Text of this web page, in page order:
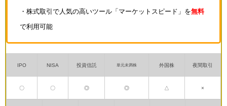
・株式取引で人気の高いツール「マーケットスピード」を無料
で利用可能
IPO NISA 投資信託 単元未満株 外国株 夜間取引
〇 〇 ◎ ◎ △ ×